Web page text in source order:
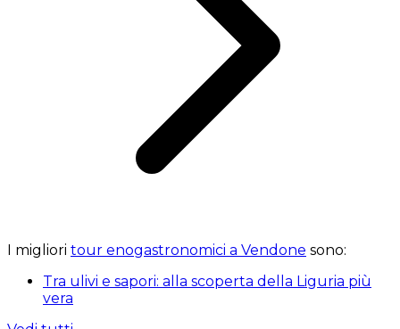
I migliori tour enogastronomici a Vendone sono:
Tra ulivi e sapori: alla scoperta della Liguria più
vera